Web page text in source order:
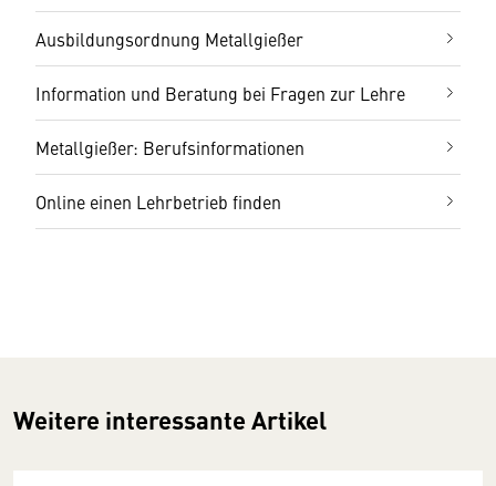
Ausbildungsordnung Metallgießer
Information und Beratung bei Fragen zur Lehre
Metallgießer: Berufsinformationen
Online einen Lehrbetrieb finden
Weitere interessante Artikel